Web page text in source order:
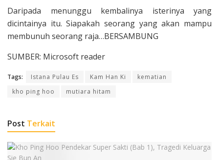
Daripada menunggu kembalinya isterinya yang
dicintainya itu. Siapakah seorang yang akan mampu
membunuh seorang raja…BERSAMBUNG
SUMBER: Microsoft reader
Tags: Istana Pulau Es Kam Han Ki
kematian
kho ping hoo
mutiara hitam
Post Terkait